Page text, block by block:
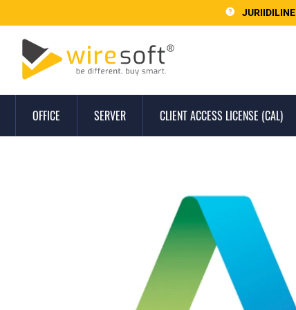
JURIIDILINE
OFFICE SERVER CLIENT ACCESS LICENSE (CAL)